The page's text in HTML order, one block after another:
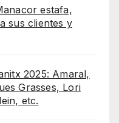
estafa,
sus clientes y
2025: Amaral,
Grasses, Lori
etc.